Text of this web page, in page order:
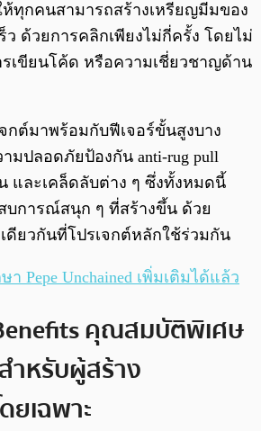
ห้ทุกคนสามารถสร้างเหรียญมีมของ
ว ด้วยการคลิกเพียงไม่กี่ครั้ง โดยไม่
เขียนโค้ด หรือความเชี่ยวชาญด้าน
กต์มาพร้อมกับฟีเจอร์ขั้นสูงบาง
มปลอดภัยป้องกัน anti-rug pull
และเคล็ดลับต่าง ๆ ซึ่งทั้งหมดนี้
บการณ์สนุก ๆ ที่สร้างขึ้น ด้วย
เดียวกันที่โปรเจกต์หลักใช้ร่วมกัน
า Pepe Unchained เพิ่มเติมได้แล้ว
คุณสมบัติพิเศษ
ำหรับผู้สร้าง
ยเฉพาะ